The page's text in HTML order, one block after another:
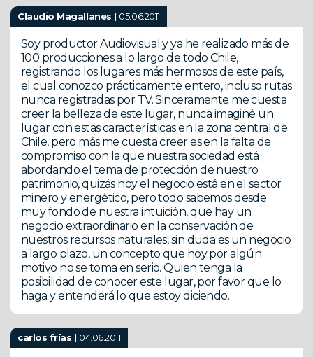
Claudio Magallanes | 05.06.2011
Soy productor Audiovisual y ya he realizado más de
100 producciones a lo largo de todo Chile,
registrando los lugares más hermosos de este país,
el cual conozco prácticamente entero, incluso rutas
nunca registradas por TV. Sinceramente me cuesta
creer la belleza de este lugar, nunca imaginé un
lugar con estas características en la zona central de
Chile, pero más me cuesta creer es en la falta de
compromiso con la que nuestra sociedad está
abordando el tema de protección de nuestro
patrimonio, quizás hoy el negocio está en el sector
minero y energético, pero todo sabemos desde
muy fondo de nuestra intuición, que hay un
negocio extraordinario en la conservación de
nuestros recursos naturales, sin duda es un negocio
a largo plazo, un concepto que hoy por algún
motivo no se toma en serio. Quien tenga la
posibilidad de conocer este lugar, por favor que lo
haga y entenderá lo que estoy diciendo.
carlos frías | 04.06.2011